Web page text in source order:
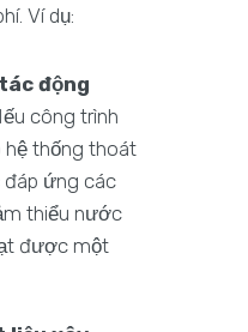
Ví dụ:
động
công trình
hệ thống thoát
ứng các
thiểu nước
được một